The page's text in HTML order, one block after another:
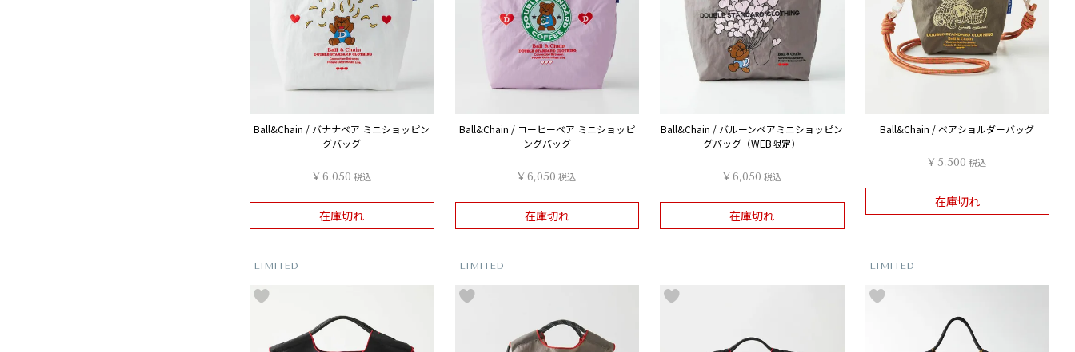
Ball&Chain / バナナベア ミニショッピン
グバッグ
¥6,050 税込
在庫切れ
Ball&Chain / コーヒーベア ミニショッピ
ングバッグ
¥6,050 税込
在庫切れ
Ball&Chain / バルーンベアミニショッピン
グバッグ（WEB限定）
¥6,050 税込
在庫切れ
Ball&Chain / ベアショルダーバッグ
¥5,500 税込
在庫切れ
LIMITED LIMITED LIMITED